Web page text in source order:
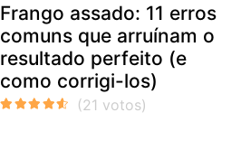
Frango assado: 11 erros
comuns que arruínam o
resultado perfeito (e
como corrigi-los)